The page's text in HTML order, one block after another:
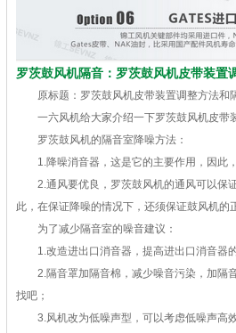
罗茨鼓风机隔音：罗茨鼓风机皮带装置
原标题：罗茨鼓风机皮带装置调整方法和
一六风机给大家介绍一下罗茨鼓风机皮带
罗茨鼓风机的隔音室降噪方法：
1.降噪消音器，这是它的主要作用，因此，
2.通风要优良，罗茨鼓风机的通风可以保
此，在保证降噪的情况下，还须保证鼓风机的
为了减少隔音室的噪音建议：
1.改造进出口消音器，提高进出口消音器的
2.隔音罩加隔音棉，减少噪音污染，加隔
找吧；
3.风机改为低噪声型，可以考虑低噪声高效